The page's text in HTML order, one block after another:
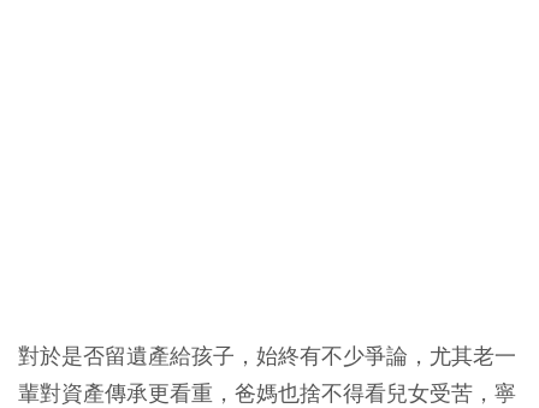
對於是否留遺產給孩子，始終有不少爭論，尤其老一
輩對資產傳承更看重，爸媽也捨不得看兒女受苦，寧